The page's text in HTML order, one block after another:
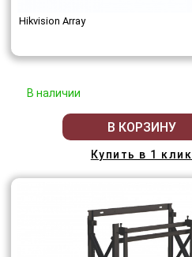
Hikvision Array
В наличии
В КОРЗИНУ
Купить в 1 клик